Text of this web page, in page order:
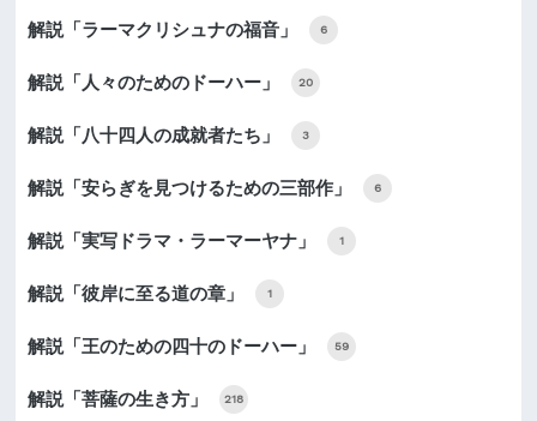
解説「ラーマクリシュナの福音」 6
解説「人々のためのドーハー」 20
解説「八十四人の成就者たち」 3
解説「安らぎを見つけるための三部作」 6
解説「実写ドラマ・ラーマーヤナ」 1
解説「彼岸に至る道の章」 1
解説「王のための四十のドーハー」 59
解説「菩薩の生き方」 218